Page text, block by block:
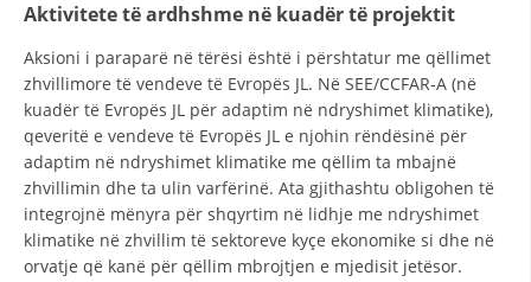
Aktivitete të ardhshme në kuadër të projektit
Aksioni i paraparë në tërësi është i përshtatur me qëllimet
zhvillimore të vendeve të Evropës JL. Në SEE/CCFAR-A (në
kuadër të Evropës JL për adaptim në ndryshimet klimatike),
qeveritë e vendeve të Evropës JL e njohin rëndësinë për
adaptim në ndryshimet klimatike me qëllim ta mbajnë
zhvillimin dhe ta ulin varfërinë. Ata gjithashtu obligohen të
integrojnë mënyra për shqyrtim në lidhje me ndryshimet
klimatike në zhvillim të sektoreve kyçe ekonomike si dhe në
orvatje që kanë për qëllim mbrojtjen e mjedisit jetësor.